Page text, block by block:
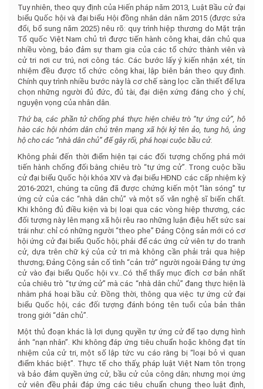
Tuy nhiên, theo quy định của Hiến pháp năm 2013, Luật Bầu cử đại
biểu Quốc hội và đại biểu Hội đồng nhân dân năm 2015 (được sửa
đổi, bổ sung năm 2025) nêu rõ: quy trình hiệp thương do Mặt trận
Tổ quốc Việt Nam chủ trì được tiến hành công khai, dân chủ qua
nhiều vòng, bảo đảm sự tham gia của các tổ chức thành viên và
cử tri nơi cư trú, nơi công tác. Các bước lấy ý kiến nhận xét, tín
nhiệm đều được tổ chức công khai, lập biên bản theo quy định.
Chính quy trình nhiều bước này là cơ chế sàng lọc cần thiết để lựa
chọn những người đủ đức, đủ tài, đại diện xứng đáng cho ý chí,
nguyện vọng của nhân dân.
Thứ ba, các phần tử chống phá thực hiện chiêu trò “tự ứng cử”, hô
hào các hội nhóm dân chủ trên mạng xã hội ký tên ảo, tung hô, ủng
hộ cho các “nhà dân chủ” để gây rối, phá hoại cuộc bầu cử.
Không phải đến thời điểm hiện tại các đối tượng chống phá mới
tiến hành chống đối bằng chiêu trò “tự ứng cử”. Trong cuộc bầu
cử đại biểu Quốc hội khóa XIV và đại biểu HĐND các cấp nhiệm kỳ
2016-2021, chúng ta cũng đã được chứng kiến một “làn sóng” tự
ứng cử của các “nhà dân chủ” và một số văn nghệ sĩ biến chất.
Khi không đủ điều kiện và bị loại qua các vòng hiệp thương, các
đối tượng này lên mạng xã hội rêu rao những luận điệu hết sức sai
trái như: chỉ có những người “theo phe” Đảng Cộng sản mới có cơ
hội ứng cử đại biểu Quốc hội; phải để các ứng cử viên tự do tranh
cử, dựa trên chữ ký của cử tri mà không cần phải trải qua hiệp
thương; Đảng Cộng sản cố tình “cản trở” người ngoài Đảng tự ứng
cử vào đại biểu Quốc hội v.v…Có thể thấy mục đích cơ bản nhất
của chiêu trò “tự ứng cử” mà các “nhà dân chủ” đang thực hiện là
nhằm phá hoại bầu cử. Đồng thời, thông qua việc tự ứng cử đại
biểu Quốc hội, các đối tượng đánh bóng tên tuổi của bản thân
trong giới “dân chủ”.
Một thủ đoạn khác là lợi dụng quyền tự ứng cử để tạo dựng hình
ảnh “nạn nhân”. Khi không đáp ứng tiêu chuẩn hoặc không đạt tín
nhiệm của cử tri, một số lập tức vu cáo rằng bị “loại bỏ vì quan
điểm khác biệt”. Thực tế cho thấy, pháp luật Việt Nam tôn trọng
và bảo đảm quyền ứng cử, bầu cử của công dân; nhưng mọi ứng
cử viên đều phải đáp ứng các tiêu chuẩn chung theo luật định,